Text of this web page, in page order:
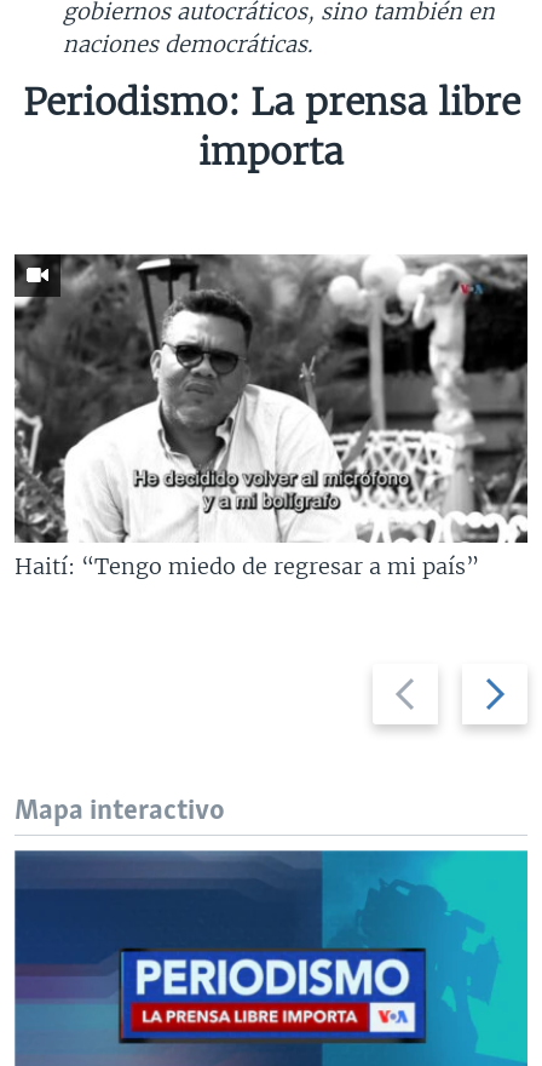
gobiernos autocráticos, sino también en
naciones democráticas.
Periodismo: La prensa libre
importa
Previous
slide
Next
slide
Haití: “Tengo miedo de regresar a mi país”
Mapa interactivo